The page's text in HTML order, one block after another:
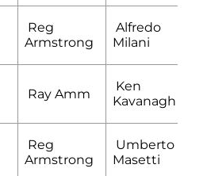
Reg
Armstrong
Alfredo
Milani
Ray Amm
Ken
Kavanagh
Reg
Armstrong
Umberto
Masetti